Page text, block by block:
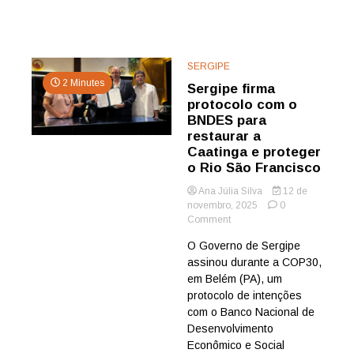
2 Minutes
SERGIPE
Sergipe firma
protocolo com o
BNDES para
restaurar a
Caatinga e proteger
o Rio São Francisco
Ana Júlia Silva
12 de
novembro, 2025
0
Commenton
firma
protocolo
com
para
restaurar
a
O Governo de Sergipe
assinou durante a COP30,
em Belém (PA), um
protocolo de intenções
com o Banco Nacional de
Desenvolvimento
Econômico e Social